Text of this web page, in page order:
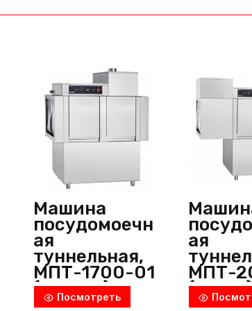
Машина
посудомоечн
ая
туннельная,
МПТ-1700-01
(правая),
Abat (Россия)
Посмотреть
ая
МПТ-